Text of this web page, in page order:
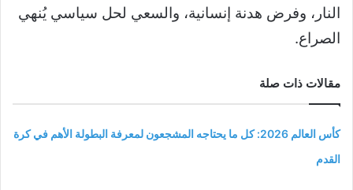
النار، وفرض هدنة إنسانية، والسعي لحل سياسي يُنهي
الصراع.
مقالات ذات صلة
كأس العالم 2026: كل ما يحتاجه المشجعون لمعرفة البطولة الأهم في كرة
القدم